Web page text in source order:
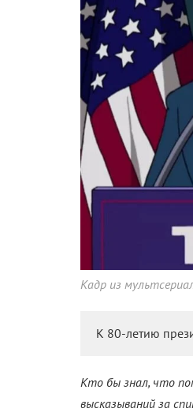
Кадр из
К 80-летию
Кто бы знал, что
высказываний за